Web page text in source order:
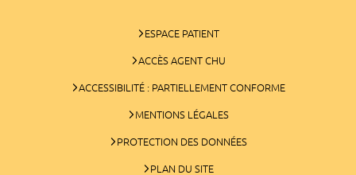
ESPACE PATIENT
ACCÈS AGENT CHU
ACCESSIBILITÉ : PARTIELLEMENT CONFORME
MENTIONS LÉGALES
PROTECTION DES DONNÉES
PLAN DU SITE